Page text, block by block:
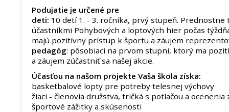
Podujatie je určené pre
deti: 10 detí 1. - 3. ročníka, prvý stupeň.
účastníkmi Pohybových a loptových hier počas
majú pozitívny prístup k športu a záujem
pedagóg: pôsobiaci na prvom stupni, ktorý ma
a záujem zúčastniť sa našej akcie.
Účasťou na našom projekte Vaša škola získa:
basketbalové lopty pre potreby telesnej výchovy
žiaci - členovia družstva, tričká s potlačou a
športové zážitky a skúsenosti